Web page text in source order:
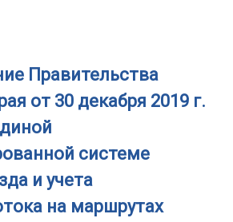
Правительства
от 30 декабря 2019 г.
системе
и учета
на маршрутах